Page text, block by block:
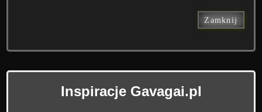
Zamknij
Inspiracje Gavagai.pl